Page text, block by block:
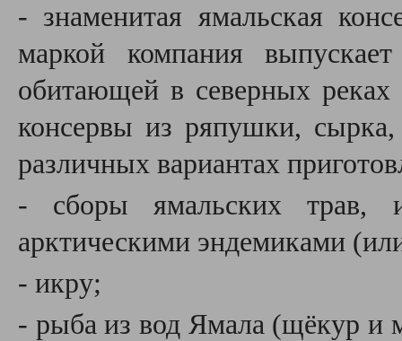
- знаменитая ямальская
маркой компания
обитающей в северных
консервы из ряпушки,
различных вариантах
- сборы ямальских трав,
арктическими эндемиками
- икру;
- рыба из вод Ямала (щёкур и